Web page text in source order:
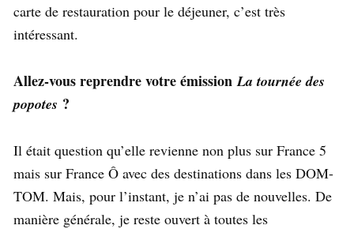
carte de restauration pour le déjeuner, c’est très
intéressant.
Allez-vous reprendre votre émissionLa tournée des
popotes ?
Il était question qu’elle revienne non plus sur France 5
mais sur France Ô avec des destinations dans les DOM-
TOM. Mais, pour l’instant, je n’ai pas de nouvelles. De
manière générale, je reste ouvert à toutes les